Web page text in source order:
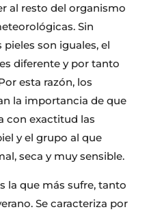
al resto del organismo
Sin
son iguales, el
diferente y por tanto
esta razón, los
la importancia de que
con exactitud las
y el grupo al que
seca y muy sensible.
la que más sufre, tanto
Se caracteriza por